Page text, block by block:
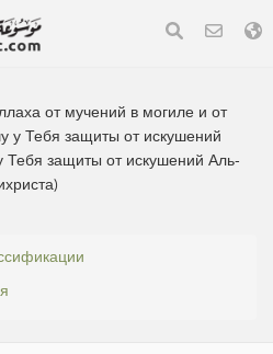
от мучений в могиле и от
у Тебя защиты от искушений
защиты от искушений Аль-